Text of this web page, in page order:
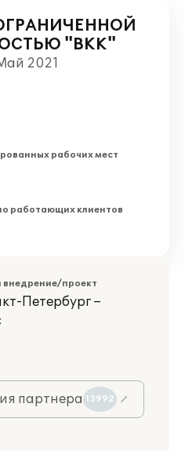
"ВКК"
2021
рабочих мест
работающих клиентов
внедрение/проект
Петербург –
партнера 13992